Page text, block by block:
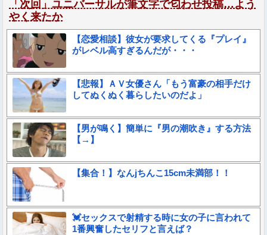
「次回」ユニバーサルが筆文字で匂わせ投稿…よう
やく来たか
【恋愛相談】彼女が要求してくる『プレイ』
がレベル高すぎるんだが・・・
【悲報】ＡＶ女優さん「もう富豪の相手だけ
してぬくぬく暮らしたいのだよ」
【男が鳴く】簡単に『男の潮吹き』する方法
【→】
【集合！】なんjちんこ15cm未満部！！
💓セックスで射精する時に女の子に言われて
1番興奮したセリフと言えば？